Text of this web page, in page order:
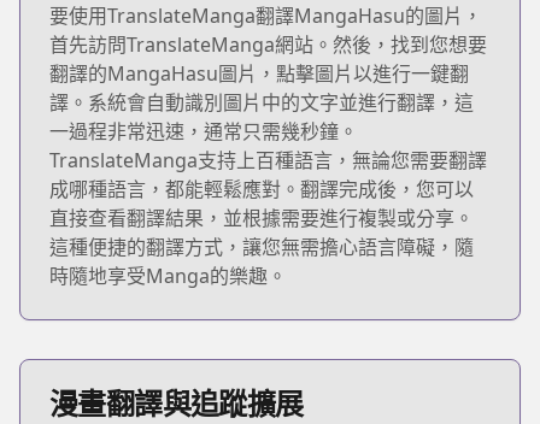
要使用TranslateManga翻譯MangaHasu的圖片，
首先訪問TranslateManga網站。然後，找到您想要
翻譯的MangaHasu圖片，點擊圖片以進行一鍵翻
譯。系統會自動識別圖片中的文字並進行翻譯，這
一過程非常迅速，通常只需幾秒鐘。
TranslateManga支持上百種語言，無論您需要翻譯
成哪種語言，都能輕鬆應對。翻譯完成後，您可以
直接查看翻譯結果，並根據需要進行複製或分享。
這種便捷的翻譯方式，讓您無需擔心語言障礙，隨
時隨地享受Manga的樂趣。
漫畫翻譯與追蹤擴展